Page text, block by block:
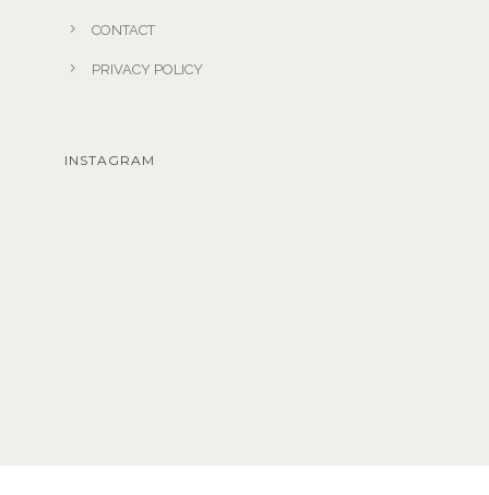
CONTACT
PRIVACY POLICY
INSTAGRAM